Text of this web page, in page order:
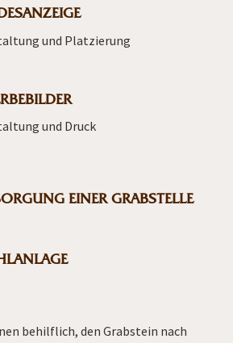
und Platzierung
und Druck
EINER GRABSTELLE
behilflich, den Grabstein nach